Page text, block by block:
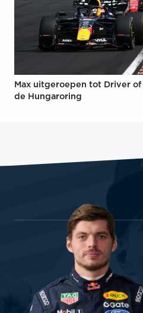
Max uitgeroepen tot Driver of
de Hungaroring